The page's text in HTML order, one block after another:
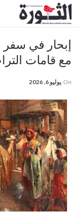
إبحار في سفر
مع قامات
On يوليو 6, 2026